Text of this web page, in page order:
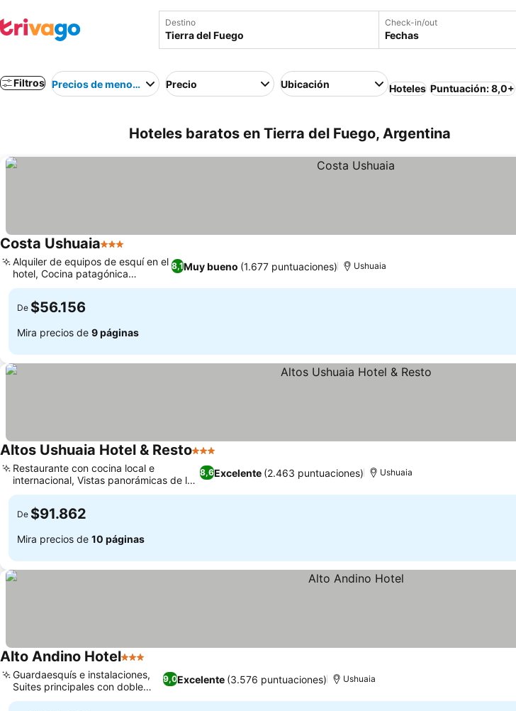
Destino Check-in/out
Fechas
Filtros Precios de menor a mayorPrecio Ubicación Hoteles Puntuación: 8,0+
Hoteles baratos en Tierra del Fuego, Argentina
Costa Ushuaia3 Estrellas
8,1Muy bueno (1.677 puntuaciones)
Alquiler de equipos de esquí en el
hotel, Cocina patagónica
auténtica
Ushuaia
De $56.156
Mira precios de 9 páginas
Altos Ushuaia Hotel & Resto3 Estrellas
8,6Excelente (2.463 puntuaciones)
Restaurante con cocina local e
internacional, Vistas panorámicas de la
bahía y la ciudad
Ushuaia
De $91.862
Mira precios de 10 páginas
Alto Andino Hotel3 Estrellas
9,0Excelente (3.576 puntuaciones)
Guardaesquís e instalaciones,
Suites principales con doble
vista
Ushuaia